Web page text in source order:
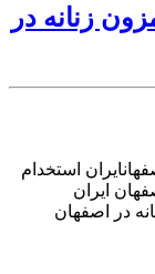
زنانه در
استخدام
ایران
در اصفهان